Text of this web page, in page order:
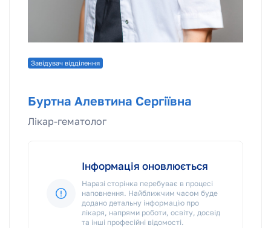
Завідувач відділення
Буртна Алевтина Сергіївна
Лікар-гематолог
Інформація оновлюється
Наразі сторінка перебуває в процесі
наповнення. Найближчим часом буде
додано детальну інформацію про
лікаря, напрями роботи, освіту, досвід
та інші професійні відомості.